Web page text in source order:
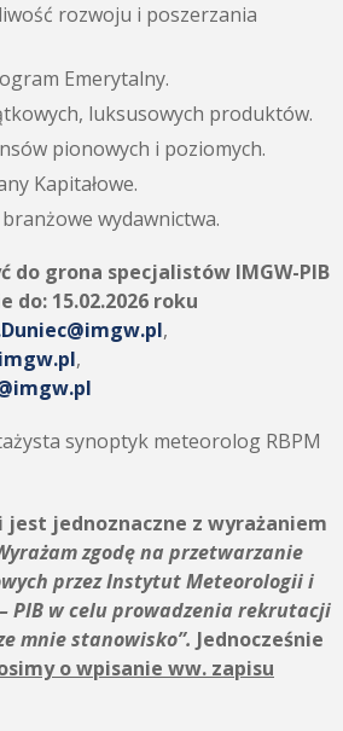
rozwoju i poszerzania
Emerytalny.
luksusowych produktów.
pionowych i poziomych.
Kapitałowe.
wydawnictwa.
do grona specjalistów IMGW-PIB
do: 15.02.2026 roku
,
,
synoptyk meteorolog RBPM
jest jednoznaczne z wyrażaniem
zgodę na przetwarzanie
przez Instytut Meteorologii i
PIB w celu prowadzenia rekrutacji
mnie stanowisko”. Jednocześnie
o wpisanie ww. zapisu